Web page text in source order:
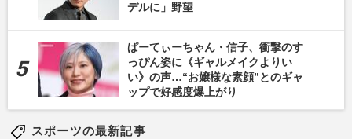
デルに」野望
ぱーてぃーちゃん・信子、衝撃のす
っぴん姿に《ギャルメイクよりい
い》の声…“お嬢様な素顔”とのギャ
ップで好感度爆上がり
スポーツの最新記事